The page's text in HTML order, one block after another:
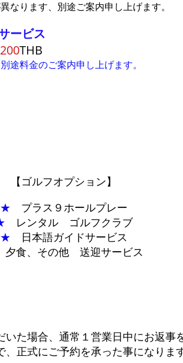
なります、別途ご案内申し上げます。
ービス
THB
料金のご案内申し上げます。
【ゴルフオプション】
★ プラス９ホールプレー
レンタル ゴルフクラブ
★ 日本語ガイドサービス
夕食、その他 送迎サービス
た場合、通常１営業日中にお返事
正式にご予約を承った事になりま